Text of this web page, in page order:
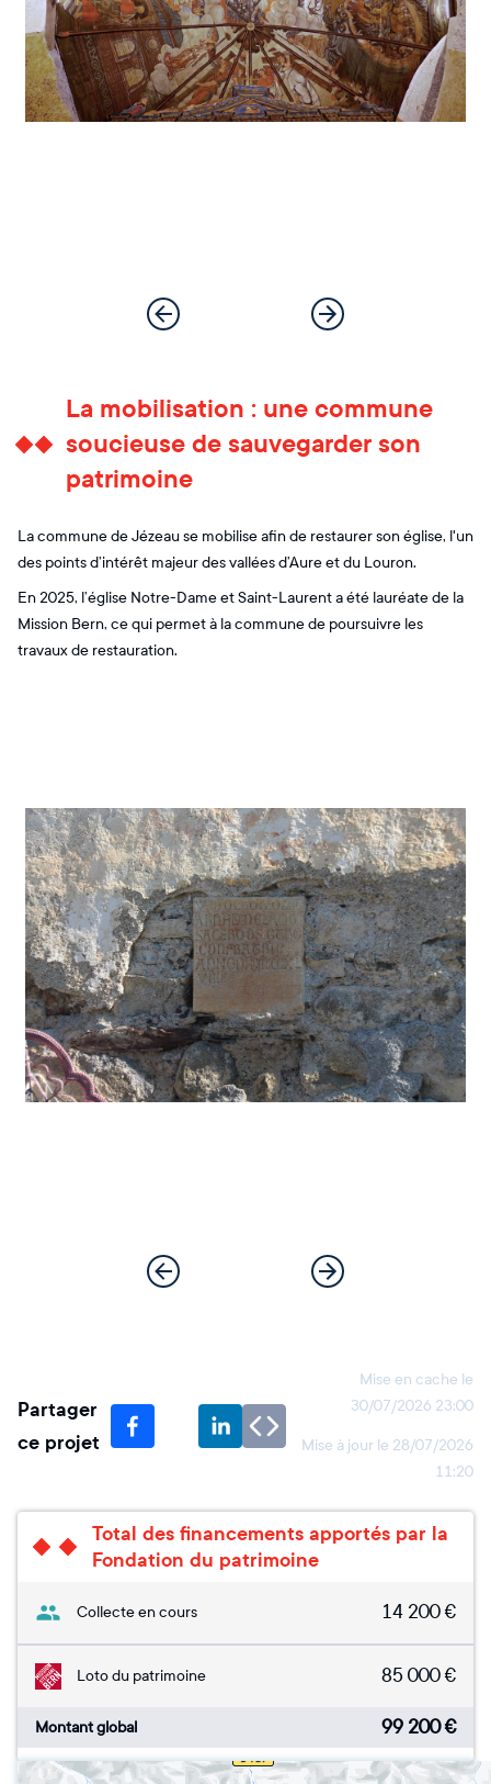
La mobilisation : une commune
soucieuse de sauvegarder son
patrimoine
La commune de Jézeau se mobilise afin de restaurer son église, l'un
des points d’intérêt majeur des vallées d’Aure et du Louron.
En 2025, l’église Notre-Dame et Saint-Laurent a été lauréate de la
Mission Bern, ce qui permet à la commune de poursuivre les
travaux de restauration.
Partager
ce projet
Mise en cache le
30/07/2026 23:00
Mise à jour le 28/07/2026
11:20
Total des financements apportés par la
Fondation du patrimoine
Collecte en cours 14 200€
Loto du patrimoine 85 000€
Montant global 99 200€